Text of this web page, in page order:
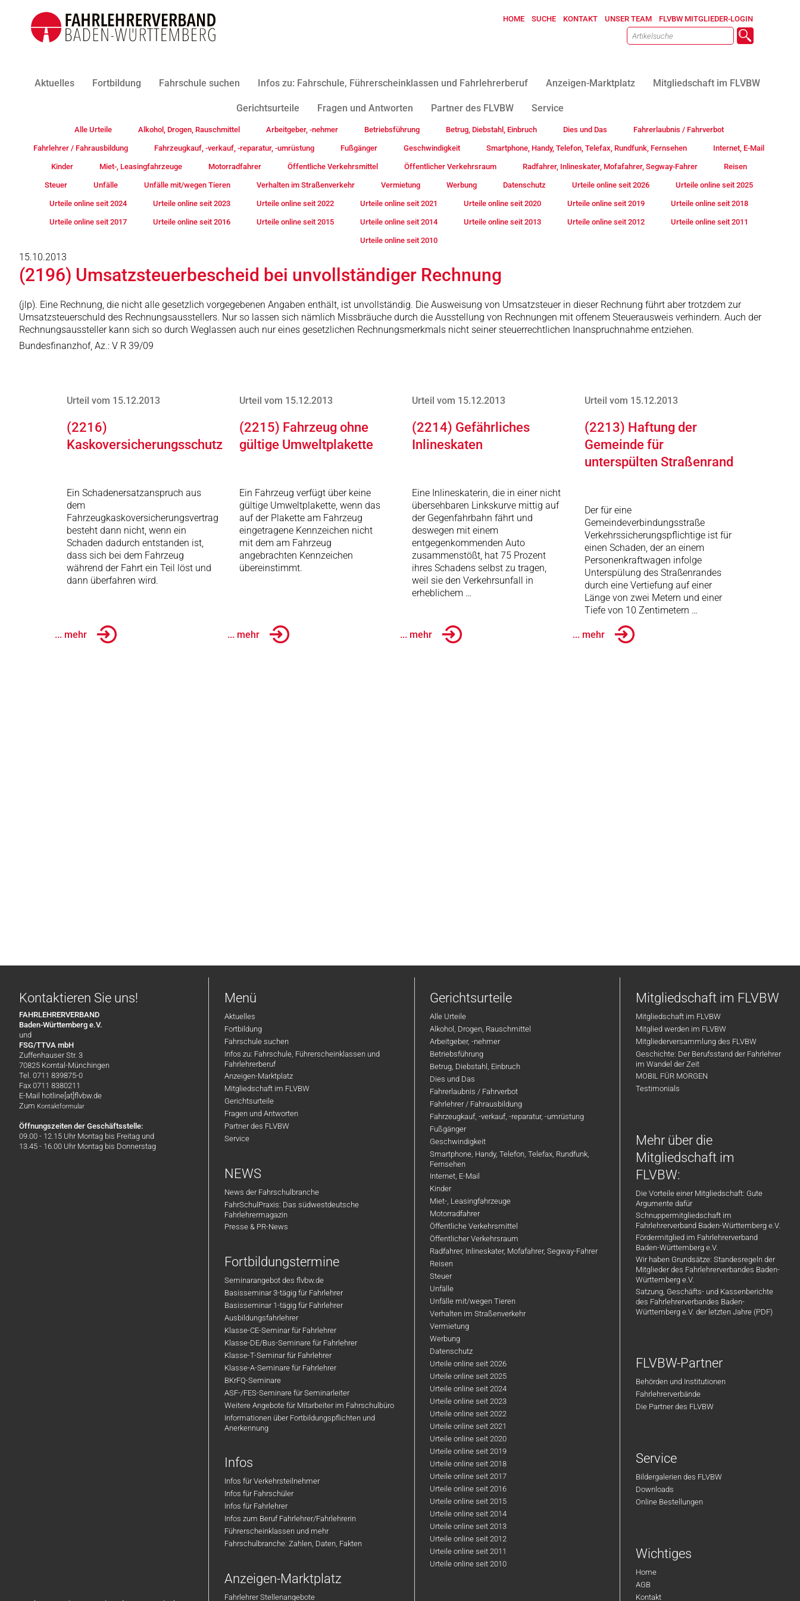
HOME SUCHE KONTAKT UNSER TEAM FLVBW MITGLIEDER-LOGIN
Aktuelles Fortbildung Fahrschule suchen Infos zu: Fahrschule, Führerscheinklassen und Fahrlehrerberuf Anzeigen-Marktplatz Mitgliedschaft im FLVBW
Gerichtsurteile Fragen und Antworten Partner des FLVBW Service
Alle Urteile Alkohol, Drogen, Rauschmittel Arbeitgeber, -nehmer Betriebsführung Betrug, Diebstahl, Einbruch Dies und Das Fahrerlaubnis / Fahrverbot
Fahrlehrer / Fahrausbildung Fahrzeugkauf, -verkauf, -reparatur, -umrüstung Fußgänger Geschwindigkeit Smartphone, Handy, Telefon, Telefax, Rundfunk, Fernsehen Internet, E-Mail
Kinder Miet-, Leasingfahrzeuge Motorradfahrer Öffentliche Verkehrsmittel Öffentlicher Verkehrsraum Radfahrer, Inlineskater, Mofafahrer, Segway-Fahrer Reisen
Steuer Unfälle Unfälle mit/wegen Tieren Verhalten im Straßenverkehr Vermietung Werbung Datenschutz Urteile online seit 2026 Urteile online seit 2025
Urteile online seit 2024 Urteile online seit 2023 Urteile online seit 2022 Urteile online seit 2021 Urteile online seit 2020 Urteile online seit 2019 Urteile online seit 2018
Urteile online seit 2017 Urteile online seit 2016 Urteile online seit 2015 Urteile online seit 2014 Urteile online seit 2013 Urteile online seit 2012 Urteile online seit 2011
Urteile online seit 2010
15.10.2013
(2196) Umsatzsteuerbescheid bei unvollständiger Rechnung
(jlp). Eine Rechnung, die nicht alle gesetzlich vorgegebenen Angaben enthält, ist unvollständig. Die Ausweisung von Umsatzsteuer in dieser Rechnung führt aber trotzdem zur
Umsatzsteuerschuld des Rechnungsausstellers. Nur so lassen sich nämlich Missbräuche durch die Ausstellung von Rechnungen mit offenem Steuerausweis verhindern. Auch der
Rechnungsaussteller kann sich so durch Weglassen auch nur eines gesetzlichen Rechnungsmerkmals nicht seiner steuerrechtlichen Inanspruchnahme entziehen.
Bundesfinanzhof, Az.: V R 39/09
Urteil vom 15.12.2013
(2216)
Kaskoversicherungsschutz
Ein Schadenersatzanspruch aus
dem
Fahrzeugkaskoversicherungsvertrag
besteht dann nicht, wenn ein
Schaden dadurch entstanden ist,
dass sich bei dem Fahrzeug
während der Fahrt ein Teil löst und
dann überfahren wird.
... mehr
Urteil vom 15.12.2013
(2215) Fahrzeug ohne
gültige Umweltplakette
Ein Fahrzeug verfügt über keine
gültige Umweltplakette, wenn das
auf der Plakette am Fahrzeug
eingetragene Kennzeichen nicht
mit dem am Fahrzeug
angebrachten Kennzeichen
übereinstimmt.
... mehr
Urteil vom 15.12.2013
(2214) Gefährliches
Inlineskaten
Eine Inlineskaterin, die in einer nicht
übersehbaren Linkskurve mittig auf
der Gegenfahrbahn fährt und
deswegen mit einem
entgegenkommenden Auto
zusammenstößt, hat 75 Prozent
ihres Schadens selbst zu tragen,
weil sie den Verkehrsunfall in
erheblichem …
... mehr
Urteil vom 15.12.2013
(2213) Haftung der
Gemeinde für
unterspülten Straßenrand
Der für eine
Gemeindeverbindungsstraße
Verkehrssicherungspflichtige ist für
einen Schaden, der an einem
Personenkraftwagen infolge
Unterspülung des Straßenrandes
durch eine Vertiefung auf einer
Länge von zwei Metern und einer
Tiefe von 10 Zentimetern …
... mehr
Kontaktieren Sie uns!
FAHRLEHRERVERBAND
Baden-Württemberg e.V.
und
FSG/TTVA mbH
Zuffenhauser Str. 3
70825 Korntal-Münchingen
Tel. 0711 839875-0
Fax 0711 8380211
E-Mail hotline[at]flvbw.de
Zum Kontaktformular
Öffnungszeiten der Geschäftsstelle:
09.00 - 12.15 Uhr Montag bis Freitag und
13.45 - 16.00 Uhr Montag bis Donnerstag
Menü
Aktuelles
Fortbildung
Fahrschule suchen
Infos zu: Fahrschule, Führerscheinklassen und
Fahrlehrerberuf
Anzeigen-Marktplatz
Mitgliedschaft im FLVBW
Gerichtsurteile
Fragen und Antworten
Partner des FLVBW
Service
NEWS
News der Fahrschulbranche
FahrSchulPraxis: Das südwestdeutsche
Fahrlehrermagazin
Presse & PR-News
Fortbildungstermine
Seminarangebot des flvbw.de
Basisseminar 3-tägig für Fahrlehrer
Basisseminar 1-tägig für Fahrlehrer
Ausbildungsfahrlehrer
Klasse-CE-Seminar für Fahrlehrer
Klasse-DE/Bus-Seminare für Fahrlehrer
Klasse-T-Seminar für Fahrlehrer
Klasse-A-Seminare für Fahrlehrer
BKrFQ-Seminare
ASF-/FES-Seminare für Seminarleiter
Weitere Angebote für Mitarbeiter im Fahrschulbüro
Informationen über Fortbildungspflichten und
Anerkennung
Infos
Infos für Verkehrsteilnehmer
Infos für Fahrschüler
Infos für Fahrlehrer
Infos zum Beruf Fahrlehrer/Fahrlehrerin
Führerscheinklassen und mehr
Fahrschulbranche: Zahlen, Daten, Fakten
Anzeigen-Marktplatz
Fahrlehrer Stellenangebote
Gerichtsurteile
Alle Urteile
Alkohol, Drogen, Rauschmittel
Arbeitgeber, -nehmer
Betriebsführung
Betrug, Diebstahl, Einbruch
Dies und Das
Fahrerlaubnis / Fahrverbot
Fahrlehrer / Fahrausbildung
Fahrzeugkauf, -verkauf, -reparatur, -umrüstung
Fußgänger
Geschwindigkeit
Smartphone, Handy, Telefon, Telefax, Rundfunk,
Fernsehen
Internet, E-Mail
Kinder
Miet-, Leasingfahrzeuge
Motorradfahrer
Öffentliche Verkehrsmittel
Öffentlicher Verkehrsraum
Radfahrer, Inlineskater, Mofafahrer, Segway-Fahrer
Reisen
Steuer
Unfälle
Unfälle mit/wegen Tieren
Verhalten im Straßenverkehr
Vermietung
Werbung
Datenschutz
Urteile online seit 2026
Urteile online seit 2025
Urteile online seit 2024
Urteile online seit 2023
Urteile online seit 2022
Urteile online seit 2021
Urteile online seit 2020
Urteile online seit 2019
Urteile online seit 2018
Urteile online seit 2017
Urteile online seit 2016
Urteile online seit 2015
Urteile online seit 2014
Urteile online seit 2013
Urteile online seit 2012
Urteile online seit 2011
Urteile online seit 2010
Mitgliedschaft im FLVBW
Mitgliedschaft im FLVBW
Mitglied werden im FLVBW
Mitgliederversammlung des FLVBW
Geschichte: Der Berufsstand der Fahrlehrer
im Wandel der Zeit
MOBIL FÜR MORGEN
Testimonials
Mehr über die
Mitgliedschaft im
FLVBW:
Die Vorteile einer Mitgliedschaft: Gute
Argumente dafür
Schnuppermitgliedschaft im
Fahrlehrerverband Baden-Württemberg e.V.
Fördermitglied im Fahrlehrerverband
Baden-Württemberg e.V.
Wir haben Grundsätze: Standesregeln der
Mitglieder des Fahrlehrerverbandes Baden-
Württemberg e.V.
Satzung, Geschäfts- und Kassenberichte
des Fahrlehrerverbandes Baden-
Württemberg e.V. der letzten Jahre (PDF)
FLVBW-Partner
Behörden und Institutionen
Fahrlehrerverbände
Die Partner des FLVBW
Service
Bildergalerien des FLVBW
Downloads
Online Bestellungen
Wichtiges
Home
AGB
Kontakt